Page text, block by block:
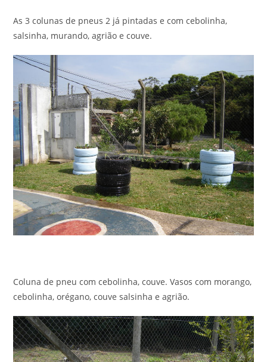
As 3 colunas de pneus 2 já pintadas e com cebolinha,
salsinha, murando, agrião e couve.
Coluna de pneu com cebolinha, couve. Vasos com morango,
cebolinha, orégano, couve salsinha e agrião.